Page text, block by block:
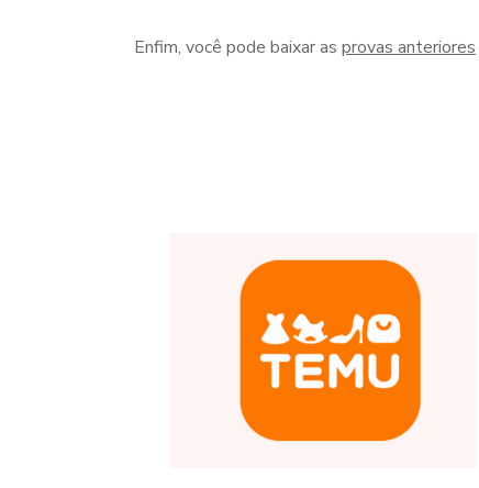
Enfim, você pode baixar as provas anteriores